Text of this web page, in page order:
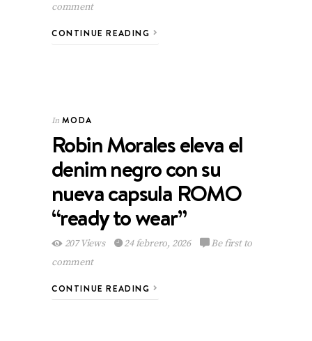
comment
CONTINUE READING
In MODA
Robin Morales eleva el
denim negro con su
nueva capsula ROMO
“ready to wear”
207 Views 24 febrero, 2026
Be first to
comment
CONTINUE READING